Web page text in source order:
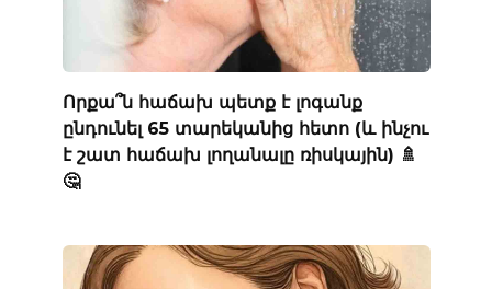
Որքա՞ն հաճախ պետք է լոգանք
ընդունել 65 տարեկանից հետո (և ինչու
է շատ հաճախ լողանալը ռիսկային) 🚿
🤔